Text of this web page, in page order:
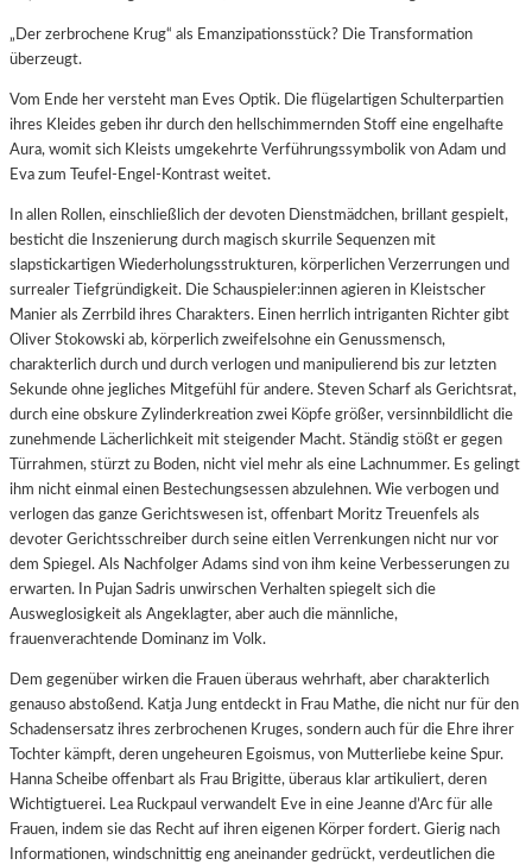
„Der zerbrochene Krug“ als Emanzipationsstück? Die Transformation
überzeugt.
Vom Ende her versteht man Eves Optik. Die flügelartigen Schulterpartien
ihres Kleides geben ihr durch den hellschimmernden Stoff eine engelhafte
Aura, womit sich Kleists umgekehrte Verführungssymbolik von Adam und
Eva zum Teufel-Engel-Kontrast weitet.
In allen Rollen, einschließlich der devoten Dienstmädchen, brillant gespielt,
besticht die Inszenierung durch magisch skurrile Sequenzen mit
slapstickartigen Wiederholungsstrukturen, körperlichen Verzerrungen und
surrealer Tiefgründigkeit. Die Schauspieler:innen agieren in Kleistscher
Manier als Zerrbild ihres Charakters. Einen herrlich intriganten Richter gibt
Oliver Stokowski ab, körperlich zweifelsohne ein Genussmensch,
charakterlich durch und durch verlogen und manipulierend bis zur letzten
Sekunde ohne jegliches Mitgefühl für andere. Steven Scharf als Gerichtsrat,
durch eine obskure Zylinderkreation zwei Köpfe größer, versinnbildlicht die
zunehmende Lächerlichkeit mit steigender Macht. Ständig stößt er gegen
Türrahmen, stürzt zu Boden, nicht viel mehr als eine Lachnummer. Es gelingt
ihm nicht einmal einen Bestechungsessen abzulehnen. Wie verbogen und
verlogen das ganze Gerichtswesen ist, offenbart Moritz Treuenfels als
devoter Gerichtsschreiber durch seine eitlen Verrenkungen nicht nur vor
dem Spiegel. Als Nachfolger Adams sind von ihm keine Verbesserungen zu
erwarten. In Pujan Sadris unwirschen Verhalten spiegelt sich die
Ausweglosigkeit als Angeklagter, aber auch die männliche,
frauenverachtende Dominanz im Volk.
Dem gegenüber wirken die Frauen überaus wehrhaft, aber charakterlich
genauso abstoßend. Katja Jung entdeckt in Frau Mathe, die nicht nur für den
Schadensersatz ihres zerbrochenen Kruges, sondern auch für die Ehre ihrer
Tochter kämpft, deren ungeheuren Egoismus, von Mutterliebe keine Spur.
Hanna Scheibe offenbart als Frau Brigitte, überaus klar artikuliert, deren
Wichtigtuerei. Lea Ruckpaul verwandelt Eve in eine Jeanne d’Arc für alle
Frauen, indem sie das Recht auf ihren eigenen Körper fordert. Gierig nach
Informationen, windschnittig eng aneinander gedrückt, verdeutlichen die